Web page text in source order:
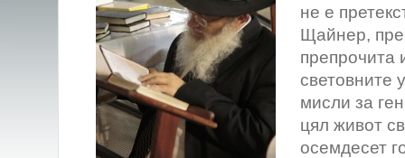
не е
Щайнер,
препрочита
световните
мисли за
цял живот
осемдесет